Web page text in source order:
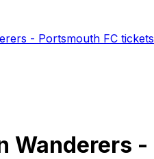
- Portsmouth FC tickets
Wanderers -